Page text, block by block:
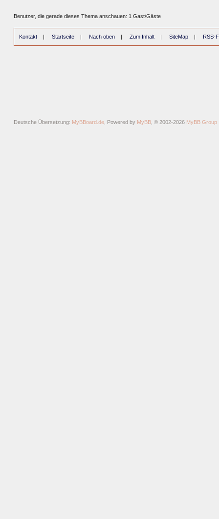
Benutzer, die gerade dieses Thema anschauen: 1 Gast/Gäste
Kontakt | Startseite | Nach oben | Zum Inhalt | SiteMap | RSS-
Deutsche Übersetzung: MyBBoard.de , Powered by MyBB , © 2002-2026 MyBB Group